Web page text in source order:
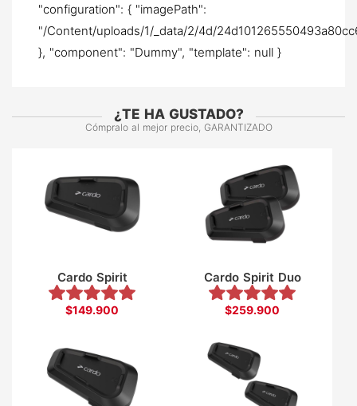
"configuration": { "imagePath":
"/Content/uploads/1/_data/2/4d/
}, "component": "Dummy", "template": null }
¿TE HA GUSTADO?
Cómpralo al mejor precio, GARANTIZADO
Cardo Spirit
$149.900
Cardo Spirit Duo
$259.900